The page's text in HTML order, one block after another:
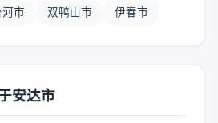
市 双鸭山市 伊春市
安达市